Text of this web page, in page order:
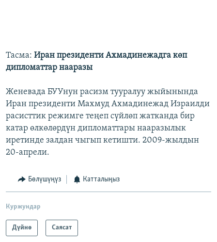
Тасма: Иран президенти Ахмадинежадга көп
дипломаттар нааразы
Женевада БУУнун расизм тууралуу жыйынында
Иран президенти Махмуд Ахмадинежад Израилди
расисттик режимге теңеп сүйлөп жатканда бир
катар өлкөлөрдүн дипломаттары нааразылык
иретинде залдан чыгып кетишти. 2009-жылдын
20-апрели.
Бөлүшүңүз Катталыңыз
Куржундар
Дүйнө Саясат